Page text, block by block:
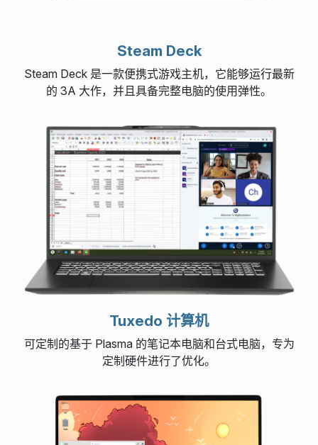
Steam Deck
Steam Deck 是一款便携式游戏主机，它能够运行最新
的 3A 大作，并且具备完整电脑的使用弹性。
Tuxedo 计算机
可定制的基于 Plasma 的笔记本电脑和台式电脑，专为
定制硬件进行了优化。